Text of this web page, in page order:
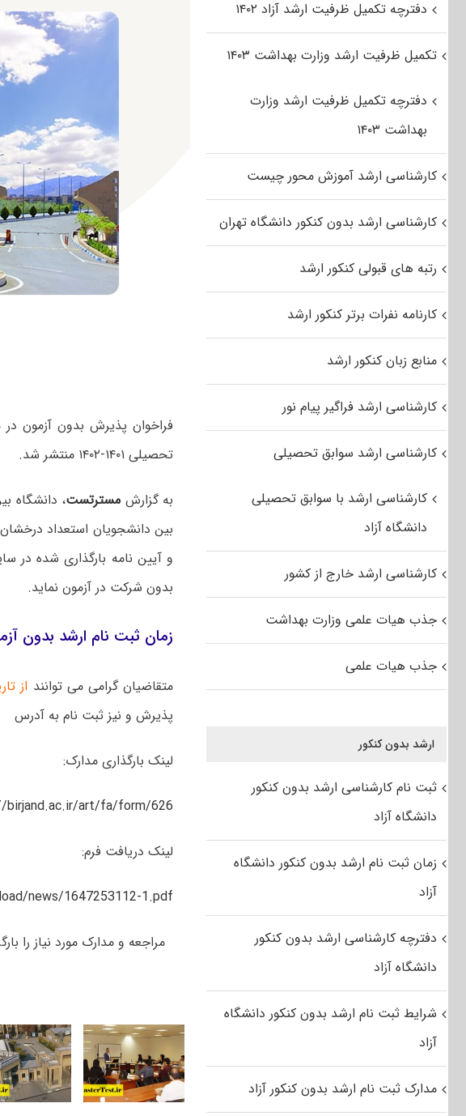
فراخوان پذیرش بدون آزمون
تحصیلی ۱۴۰۱-۱۴۰۲ منتشر شد.
به گزارش مسترتست، دانشگاه
بین دانشجویان استعداد
بدون شرکت در آزمون نماید.
زمان ثبت نام ارشد بدون آزمون ۱۴۰۱ رشته صنایع دستی
متقاضیان گرامی می توانند از تاریخ ۲۴ اسفند ماه
پذیرش و نیز ثبت نام به آدرس
لینک بارگذاری مدارک:
art/fa/form/626
لینک دریافت فرم:
news/1647253112-1.pdf
مراجعه و مدارک مورد نیاز را
دفترچه تکمیل ظرفیت ارشد آزاد ۱۴۰۲
تکمیل ظرفیت ارشد وزارت بهداشت ۱۴۰۳
دفترچه تکمیل ظرفیت ارشد وزارت
بهداشت ۱۴۰۳
کارشناسی ارشد آموزش محور چیست
کارشناسی ارشد بدون کنکور دانشگاه تهران
رتبه های قبولی کنکور ارشد
کارنامه نفرات برتر کنکور ارشد
منابع زبان کنکور ارشد
کارشناسی ارشد فراگیر پیام نور
کارشناسی ارشد سوابق تحصیلی
کارشناسی ارشد با سوابق تحصیلی
دانشگاه آزاد
کارشناسی ارشد خارج از کشور
جذب هیات علمی وزارت بهداشت
جذب هیات علمی
ارشد بدون کنکور
ثبت نام کارشناسی ارشد بدون کنکور
دانشگاه آزاد
زمان ثبت نام ارشد بدون کنکور دانشگاه
آزاد
دفترچه کارشناسی ارشد بدون کنکور
دانشگاه آزاد
شرایط ثبت نام ارشد بدون کنکور دانشگاه
آزاد
مدارک ثبت نام ارشد بدون کنکور آزاد